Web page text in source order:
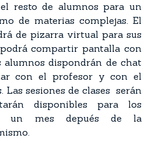
resto de alumnos para un
de materias complejas. El
de pizarra virtual para sus
compartir pantalla con
alumnos dispondrán de chat
con el profesor y con el
Las sesiones de clases serán
disponibles para los
un mes depués de la